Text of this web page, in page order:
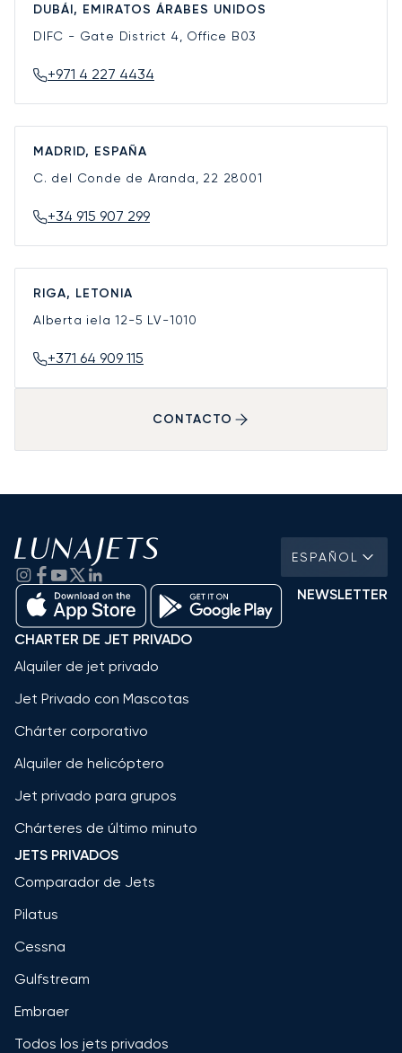
DUBÁI, EMIRATOS ÁRABES UNIDOS
DIFC - Gate District 4, Office B03
+971 4 227 4434
MADRID, ESPAÑA
C. del Conde de Aranda, 22 28001
+34 915 907 299
RIGA, LETONIA
Alberta iela 12-5 LV-1010
+371 64 909 115
CONTACTO
ESPAÑOL
NEWSLETTER
CHARTER DE JET PRIVADO
Alquiler de jet privado
Jet Privado con Mascotas
Chárter corporativo
Alquiler de helicóptero
Jet privado para grupos
Chárteres de último minuto
JETS PRIVADOS
Comparador de Jets
Pilatus
Cessna
Gulfstream
Embraer
Todos los jets privados